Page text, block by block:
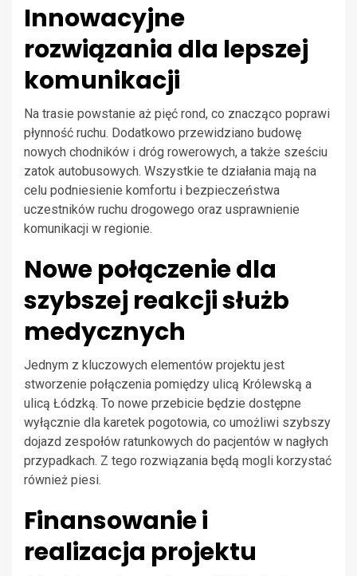
Innowacyjne
rozwiązania dla lepszej
komunikacji
Na trasie powstanie aż pięć rond, co znacząco poprawi
płynność ruchu. Dodatkowo przewidziano budowę
nowych chodników i dróg rowerowych, a także sześciu
zatok autobusowych. Wszystkie te działania mają na
celu podniesienie komfortu i bezpieczeństwa
uczestników ruchu drogowego oraz usprawnienie
komunikacji w regionie.
Nowe połączenie dla
szybszej reakcji służb
medycznych
Jednym z kluczowych elementów projektu jest
stworzenie połączenia pomiędzy ulicą Królewską a
ulicą Łódzką. To nowe przebicie będzie dostępne
wyłącznie dla karetek pogotowia, co umożliwi szybszy
dojazd zespołów ratunkowych do pacjentów w nagłych
przypadkach. Z tego rozwiązania będą mogli korzystać
również piesi.
Finansowanie i
realizacja projektu